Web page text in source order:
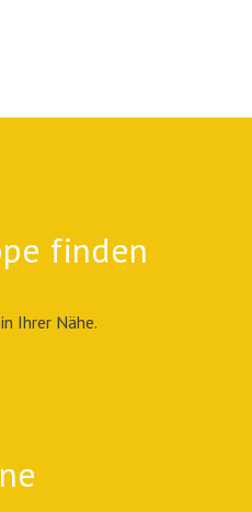
finden
Ihrer Nähe.